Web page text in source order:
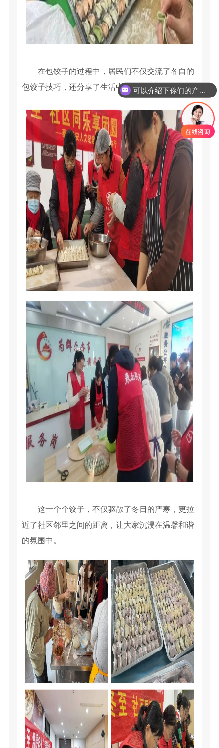
在包饺子的过程中，居民们不仅交流了各自的
包饺子技巧，还分享了生活中的趣事和心得。
这一个个饺子，不仅驱散了冬日的严寒，更拉
近了社区邻里之间的距离，让大家沉浸在温馨和谐
的氛围中。
可以介绍下你们的产品么